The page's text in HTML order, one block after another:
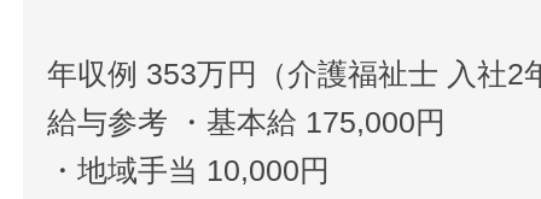
年収例 353万円（介護福祉士 入社2
給与参考 ・基本給 175,000円
・地域手当 10,000円